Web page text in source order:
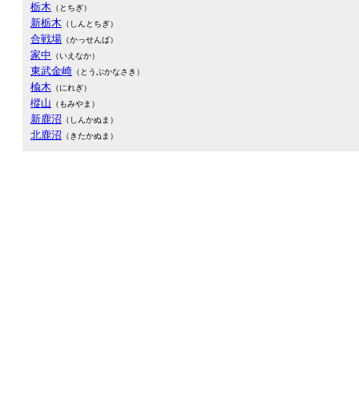
栃木 （とちぎ）
新栃木 （しんとちぎ）
合戦場 （かっせんば）
家中 （いえなか）
東武金崎 （とうぶかなさき）
楡木 （にれぎ）
樅山 （もみやま）
新鹿沼 （しんかぬま）
北鹿沼 （きたかぬま）